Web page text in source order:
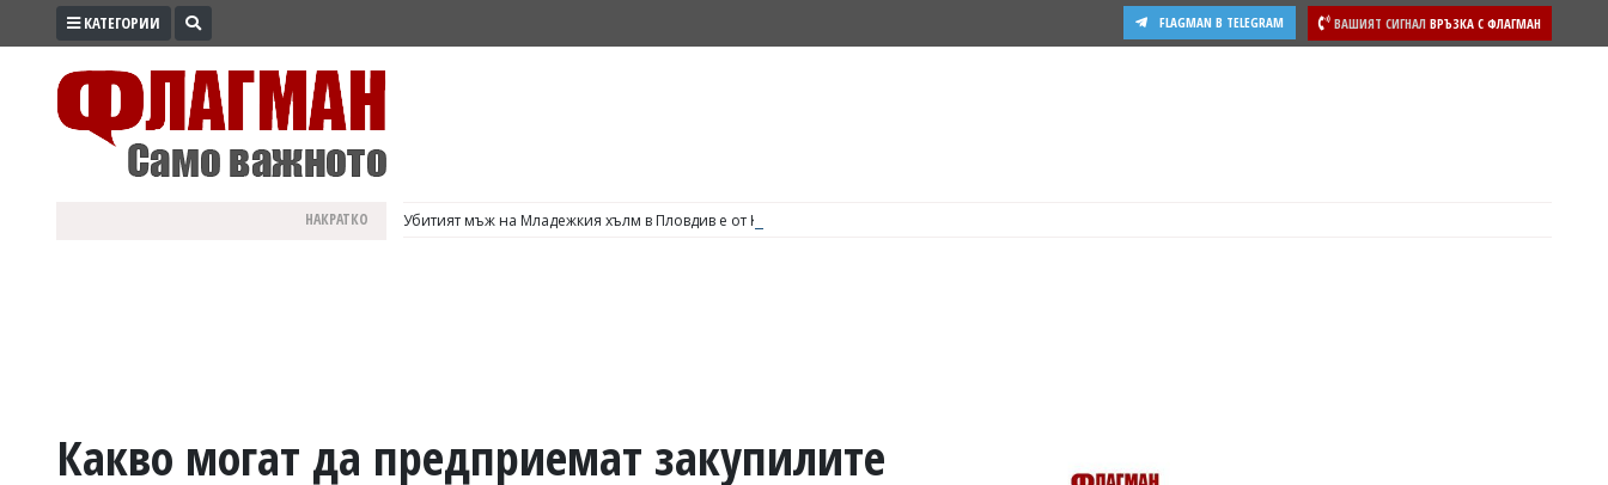
ПРОМО
ВОЙНАТА
КАТЕГОРИИ ВАШИЯТ СИГНАЛ ВРЪЗКА С ФЛАГМАН
FLAGMAN В TELEGRAM
НАКРАТКО Убитият мъж на Младежкия хълм в Пловдив е от Кричим, съобщи кметът на града Атанас Калчев
Какво могат да предприемат закупилите